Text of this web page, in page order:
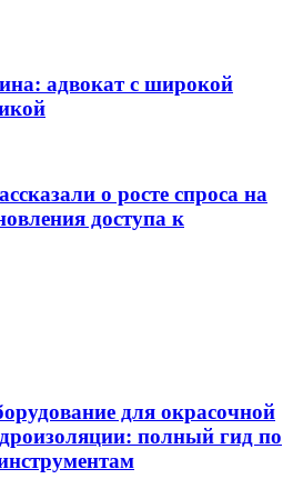
адвокат с широкой
о росте спроса на
доступа к
для окрасочной
полный гид по